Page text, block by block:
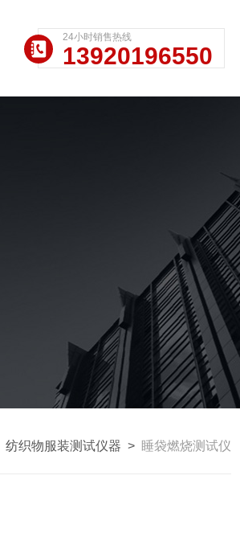
24小时销售热线
13920196550
纺织物服装测试仪器 > 睡袋燃烧测试仪